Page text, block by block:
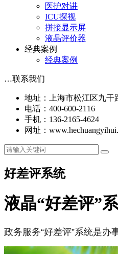
医护对讲
ICU探视
拼接显示屏
液晶评价器
经典案例
经典案例
…联系我们
地址：上海市松江区九干
电话：400-600-2116
手机：136-2165-4624
网址：
好差评系统
液晶“好差评”
政务服务“好差评”系统是